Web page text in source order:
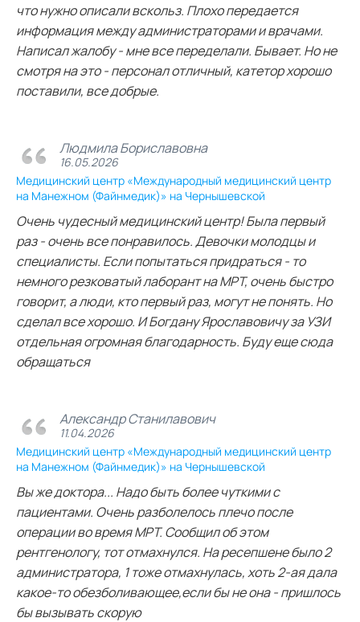
что нужно описали вскольз. Плохо передается
информация между администраторами и врачами.
Написал жалобу - мне все переделали. Бывает. Но не
смотря на это - персонал отличный, катетор хорошо
поставили, все добрые.
Людмила Бориславовна
16.05.2026
Медицинский центр «Международный медицинский центр
на Манежном (Файнмедик)» на Чернышевской
Очень чудесный медицинский центр! Была первый
раз - очень все понравилось. Девочки молодцы и
специалисты. Если попытаться придраться - то
немного резковатый лаборант на МРТ, очень быстро
говорит, а люди, кто первый раз, могут не понять. Но
сделал все хорошо. И Богдану Ярославовичу за УЗИ
отдельная огромная благодарность. Буду еще сюда
обращаться
Александр Станилавович
11.04.2026
Медицинский центр «Международный медицинский центр
на Манежном (Файнмедик)» на Чернышевской
Вы же доктора... Надо быть более чуткими с
пациентами. Очень разболелось плечо после
операции во время МРТ. Сообщил об этом
рентгенологу, тот отмахнулся. На ресепшене было 2
администратора, 1 тоже отмахнулась, хоть 2-ая дала
какое-то обезболивающее,если бы не она - пришлось
бы вызывать скорую